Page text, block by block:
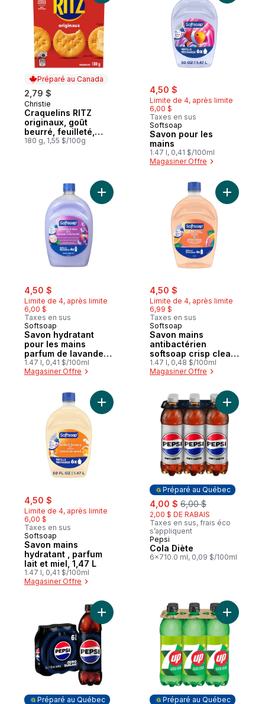
Préparé au Canada
2,79 $
Préparé au Canada
Christie
Craquelins RITZ
originaux, goût
beurré, feuilleté,
craquelin fondant en
180 g, 1,55 $/100g
sale:
4,50 $
Limite de 4, après limite
6,00 $
Taxes en sus
Softsoap
Savon pour les
mains
1.47 l, 0,41 $/100ml
Magasiner Offre
sale:
4,50 $
Limite de 4, après limite
6,00 $
Taxes en sus
Softsoap
Savon hydratant
pour les mains
parfum de lavande
et de karité recharge
1.47 l, 0,41 $/100ml
Magasiner Offre
Ajouter Savon hydratant pour les mains
sale:
4,50 $
Limite de 4, après limite
6,99 $
Taxes en sus
Softsoap
Savon mains
antibactérien
softsoap crisp clean,
recharge de
1.47 l, 0,48 $/100ml
Magasiner Offre
Ajouter
sale:
4,50 $
Limite de 4, après limite
6,00 $
Taxes en sus
Softsoap
Savon mains
hydratant , parfum
lait et miel, 1,47 L
1.47 l, 0,41 $/100ml
Magasiner Offre
Ajouter Savon mains hydratant , parfum
Préparé au Québec
sale:
4,00 $ , formerly:
6,00 $
2,00 $ DE RABAIS
Taxes en sus, frais éco
s’appliquent
Préparé au Québec
Pepsi
Cola Diète
6x710.0 ml, 0,09 $/100ml
Ajouter
Préparé au Québec
Ajouter Sans Sucre Cola au panier
Préparé au Québec
Ajouter